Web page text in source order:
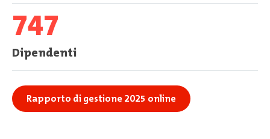
747
Dipendenti
Rapporto di gestione 2025 online